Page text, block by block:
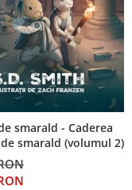
smarald - Caderea
smarald (volumul 2)